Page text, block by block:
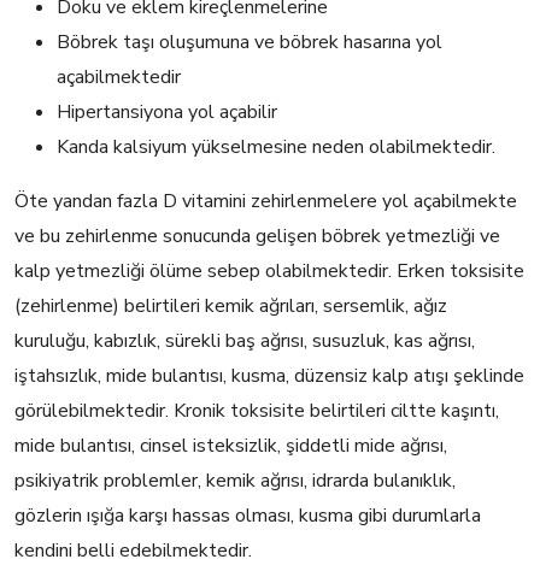
Doku ve eklem kireçlenmelerine
Böbrek taşı oluşumuna ve böbrek hasarına yol
açabilmektedir
Hipertansiyona yol açabilir
Kanda kalsiyum yükselmesine neden olabilmektedir.
Öte yandan fazla D vitamini zehirlenmelere yol açabilmekte
ve bu zehirlenme sonucunda gelişen böbrek yetmezliği ve
kalp yetmezliği ölüme sebep olabilmektedir. Erken toksisite
(zehirlenme) belirtileri kemik ağrıları, sersemlik, ağız
kuruluğu, kabızlık, sürekli baş ağrısı, susuzluk, kas ağrısı,
iştahsızlık, mide bulantısı, kusma, düzensiz kalp atışı şeklinde
görülebilmektedir. Kronik toksisite belirtileri ciltte kaşıntı,
mide bulantısı, cinsel isteksizlik, şiddetli mide ağrısı,
psikiyatrik problemler, kemik ağrısı, idrarda bulanıklık,
gözlerin ışığa karşı hassas olması, kusma gibi durumlarla
kendini belli edebilmektedir.